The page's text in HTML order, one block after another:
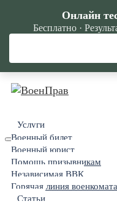
Услуги
Военный билет
Военный юрист
Помощь призывникам
Независимая ВВК
Горячая линия военкомата
Статьи
Онлайн
Бесплатно ·